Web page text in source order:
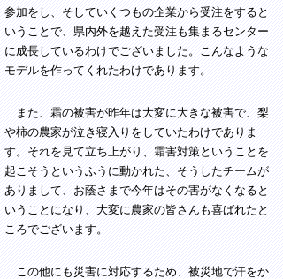
参加をし、そしていくつもの企業から受注をすると
いうことで、県内外を越えた受注も集まるセンター
に成長しているわけでございました。こんなような
モデルを作ってくれたわけであります。
また、霜の被害が昨年は大変に大きな被害で、梨
や柿の農家が泣き寝入りをしていたわけでありま
す。それを見て立ち上がり、霜害対策ということを
起こそうというふうに動かれた、そうしたチームが
ありまして、お蔭さまで今年はその害がなくなると
いうことになり、大変に農家の皆さんも喜ばれたと
ころでございます。
この他にも災害に対応するため、被災地で汗をか